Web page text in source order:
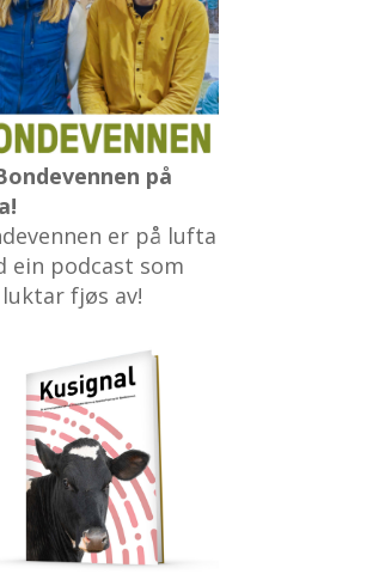
på
er på lufta
ein podcast som
fjøs av!